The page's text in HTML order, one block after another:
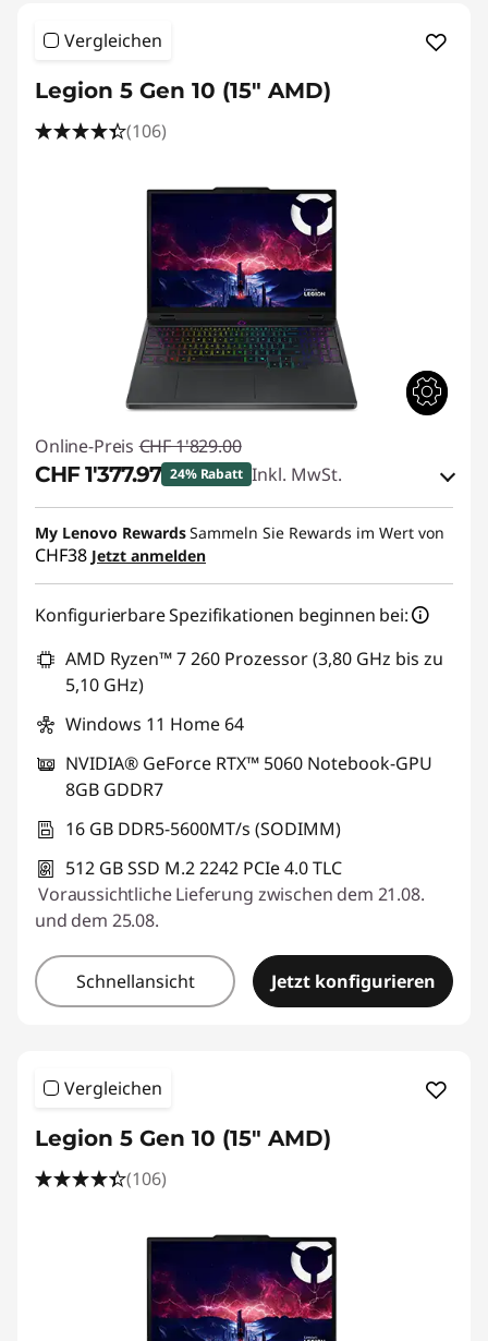
Vergleichen
Legion 5 Gen 10 (15" AMD)
(106)
Online-Preis CHF 1'829.00
CHF 1'377.97 24% Rabatt Inkl. MwSt.
eCoupon-Rabatt :-CHF 451.03
eCoupon :SALES
My Lenovo RewardsSammeln Sie Rewards im Wert von
CHF38 Jetzt anmelden
Konfigurierbare Spezifikationen beginnen bei:
AMD Ryzen™ 7 260 Prozessor (3,80 GHz bis zu
5,10 GHz)
Windows 11 Home 64
NVIDIA® GeForce RTX™ 5060 Notebook-GPU
8GB GDDR7
16 GB DDR5-5600MT/s (SODIMM)
512 GB SSD M.2 2242 PCIe 4.0 TLC
Voraussichtliche Lieferung zwischen dem 21.08.
und dem 25.08.
Schnellansicht Jetzt konfigurieren
Vergleichen
Legion 5 Gen 10 (15" AMD)
(106)